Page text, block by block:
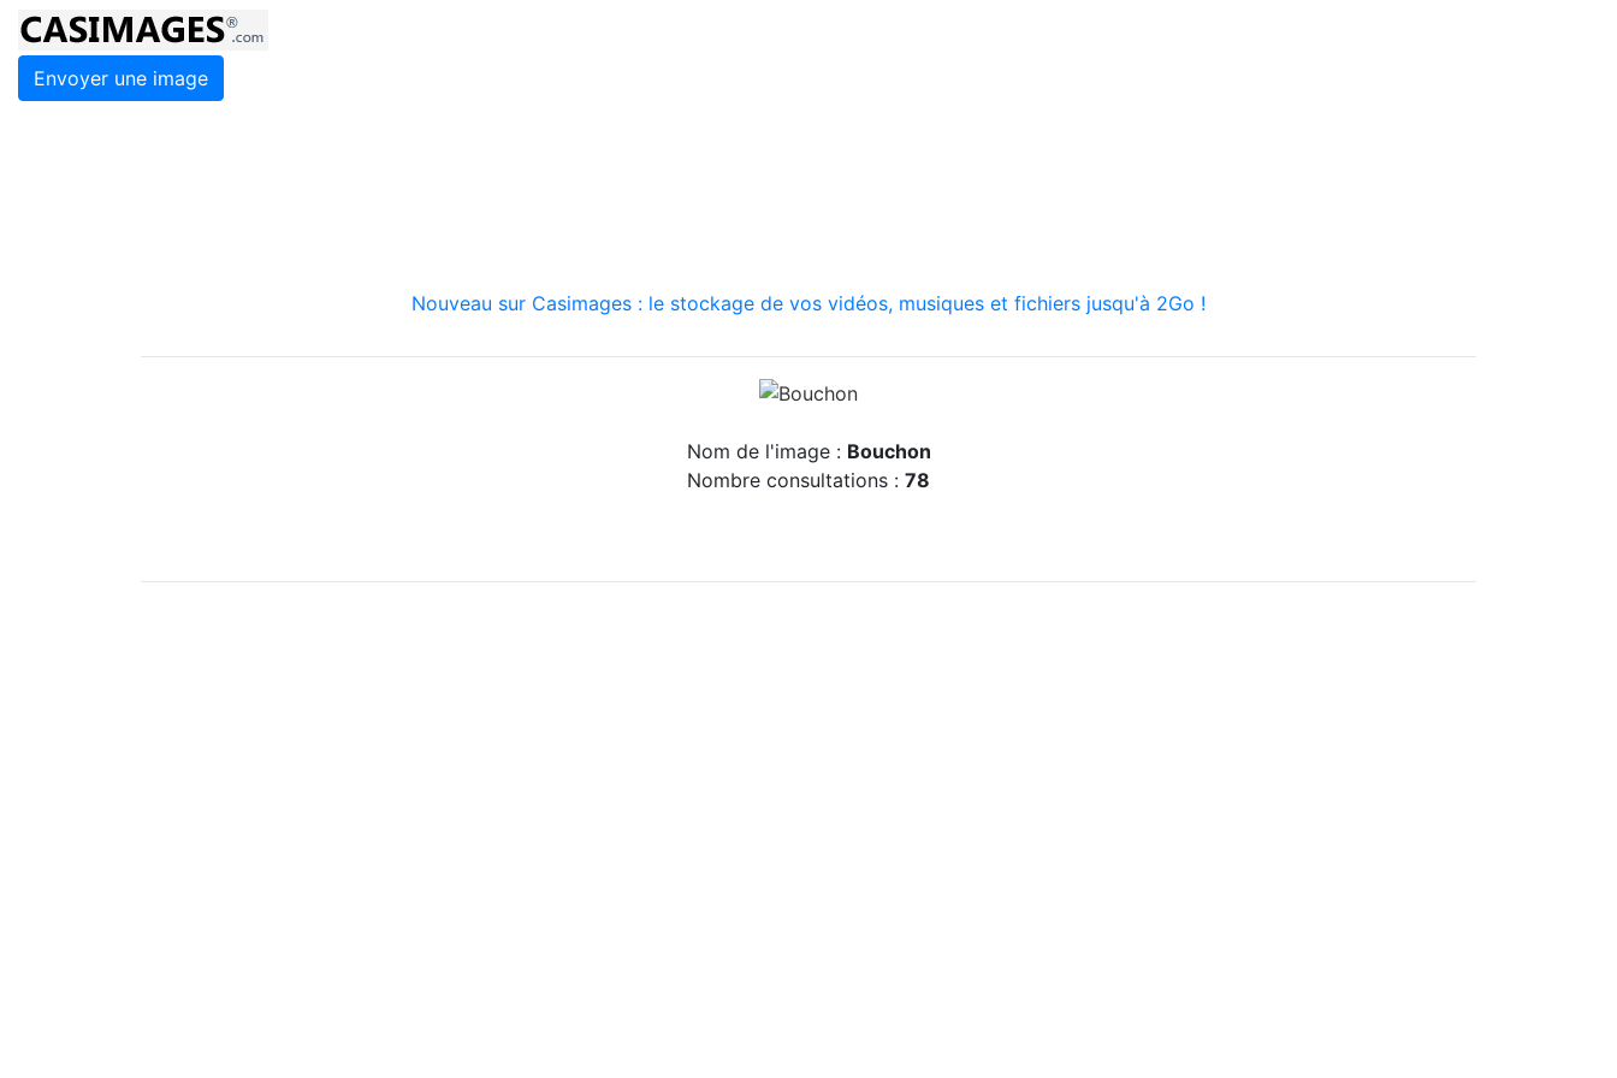
Envoyer une image
Nouveau sur Casimages : le stockage de vos vidéos, musiques et fichiers jusqu'à 2Go !
Nom de l'image : Bouchon
Nombre consultations : 78